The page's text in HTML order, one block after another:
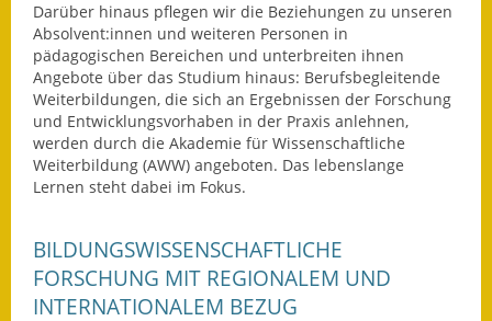
Behördenadressen
Beratungsstellen im
Landkreis
Dienstleistungen
Formulare
Fundbehörde
Gemeinderat
Darüber hinaus pflegen wir die Beziehungen zu unseren
Absolvent:innen und weiteren Personen in
pädagogischen Bereichen und unterbreiten ihnen
Angebote über das Studium hinaus: Berufsbegleitende
Weiterbildungen, die sich an Ergebnissen der Forschung
und Entwicklungsvorhaben in der Praxis anlehnen,
werden durch die Akademie für Wissenschaftliche
Weiterbildung (AWW) angeboten. Das lebenslange
Lernen steht dabei im Fokus.
BILDUNGSWISSENSCHAFTLICHE
FORSCHUNG MIT REGIONALEM UND
INTERNATIONALEM BEZUG